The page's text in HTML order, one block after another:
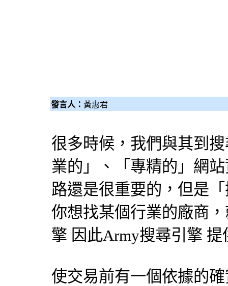
發言人： 黃惠君
很多時候，我們與其到
業的」、「專精的」網
路還是很重要的，但是
你想找某個行業的廠商
擎 因此Army搜尋引擎 提
使交易前有一個依據的